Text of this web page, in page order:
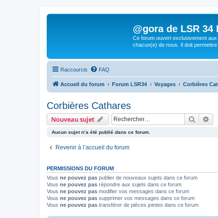
@gora de LSR
Ce forum ouvert exclusivement
chacun(e) de nous. Il doit
Raccourcis FAQ
Accueil du forum Forum LSR34 Voyages Corbières
Corbières Cathares
Nouveau sujet
Aucun sujet n’a été publié dans ce forum.
Revenir à l’accueil du forum
PERMISSIONS DU FORUM
Vous ne pouvez pas publier de nouveaux sujets dans ce forum
Vous ne pouvez pas répondre aux sujets dans ce forum
Vous ne pouvez pas modifier vos messages dans ce forum
Vous ne pouvez pas supprimer vos messages dans ce forum
Vous ne pouvez pas transférer de pièces jointes dans ce forum